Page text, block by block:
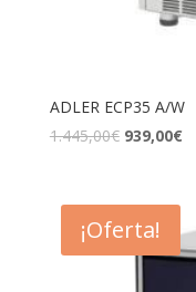
ADLER ECP35 A/W
1.445,00€ 939,00€
¡Oferta!